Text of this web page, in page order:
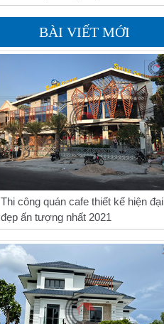
BÀI VIẾT MỚI
Thi công quán cafe thiết kế hiện đại
đẹp ấn tượng nhất 2021